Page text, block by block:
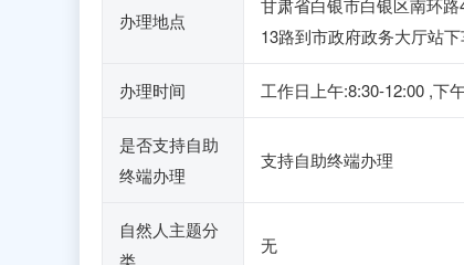
办理地点
甘肃省白银市白银区南环路
13路到市政府政务大厅站下
办理时间 工作日上午:8:30-12:00 ,下
是否支持自助
终端办理
支持自助终端办理
自然人主题分
类
无